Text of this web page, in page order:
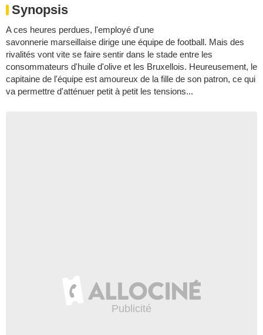
Synopsis
A ces heures perdues, l'employé d'une
savonnerie marseillaise dirige une équipe de football. Mais des
rivalités vont vite se faire sentir dans le stade entre les
consommateurs d'huile d'olive et les Bruxellois. Heureusement, le
capitaine de l'équipe est amoureux de la fille de son patron, ce qui
va permettre d'atténuer petit à petit les tensions...